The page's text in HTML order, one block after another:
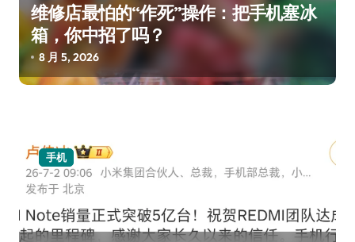
维修店最怕的“作死”操作：把手机塞冰
箱，你中招了吗？
8 月 5, 2026
手机